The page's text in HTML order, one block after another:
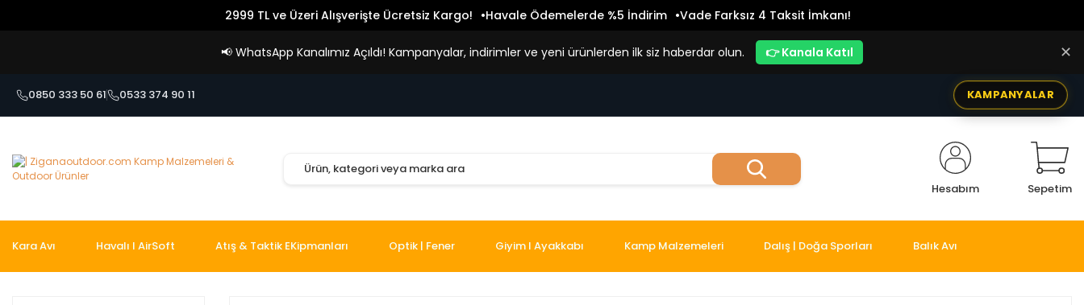
2999 TL ve Üzeri Alışverişte Ücretsiz Kargo! Havale Ödemelerde %5 İndirim Vade Farksız 4 Taksit İmkanı!
📢 WhatsApp Kanalımız Açıldı! Kampanyalar, indirimler ve yeni ürünlerden ilk siz haberdar olun. 👉 Kanala Katıl ✕
0850 333 50 61 0533 374 90 11 KAMPANYALAR
Hesabım Sepetim
Kara Avı Havalı I AirSoft Atış & Taktik EKipmanları Optik | Fener Giyim I Ayakkabı Kamp Malzemeleri Dalış | Doğa Sporları Balık Avı